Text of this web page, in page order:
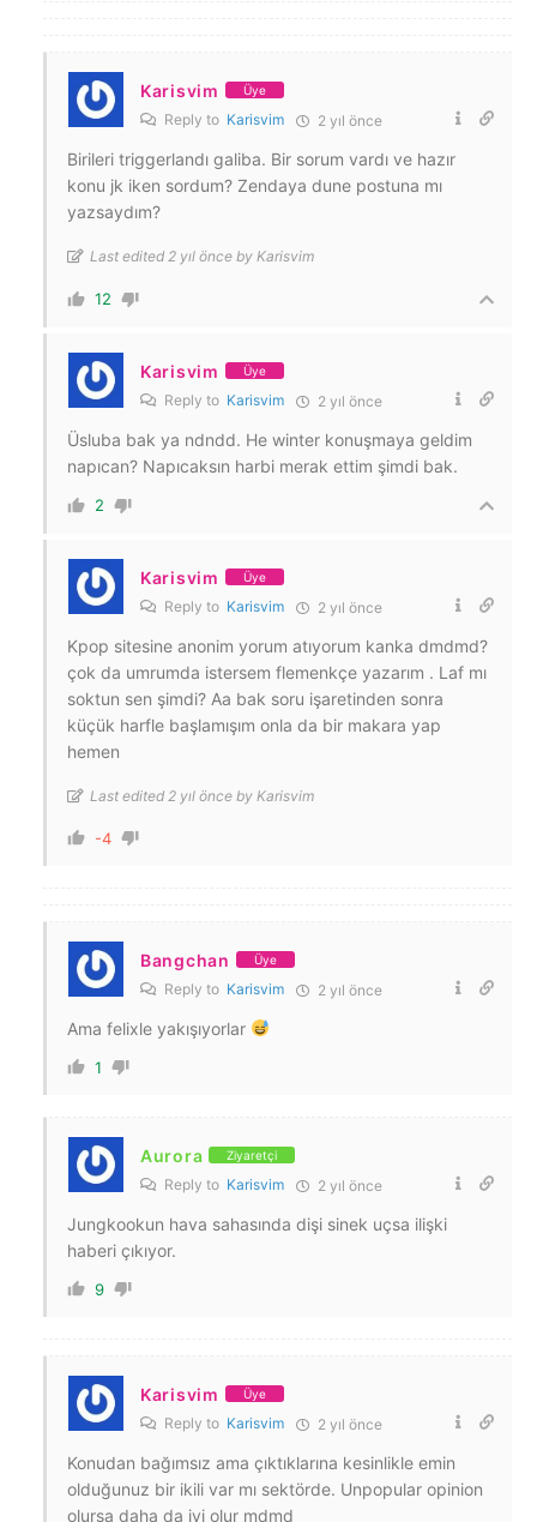
Karisvim Üye
Reply to Karisvim 2 yıl önce
Birileri triggerlandı galiba. Bir sorum vardı ve hazır
konu jk iken sordum? Zendaya dune postuna mı
yazsaydım?
Last edited 2 yıl önce by Karisvim
12
Karisvim Üye
Reply to Karisvim 2 yıl önce
Üsluba bak ya ndndd. He winter konuşmaya geldim
napıcan? Napıcaksın harbi merak ettim şimdi bak.
2
Karisvim Üye
Reply to Karisvim 2 yıl önce
Kpop sitesine anonim yorum atıyorum kanka dmdmd?
çok da umrumda istersem flemenkçe yazarım . Laf mı
soktun sen şimdi? Aa bak soru işaretinden sonra
küçük harfle başlamışım onla da bir makara yap
hemen
Last edited 2 yıl önce by Karisvim
-4
Bangchan Üye
Reply to Karisvim 2 yıl önce
Ama felixle yakışıyorlar
1
Aurora Ziyaretçi
Reply to Karisvim 2 yıl önce
Jungkookun hava sahasında dişi sinek uçsa ilişki
haberi çıkıyor.
9
Karisvim Üye
Reply to Karisvim 2 yıl önce
Konudan bağımsız ama çıktıklarına kesinlikle emin
olduğunuz bir ikili var mı sektörde. Unpopular opinion
olursa daha da iyi olur mdmd